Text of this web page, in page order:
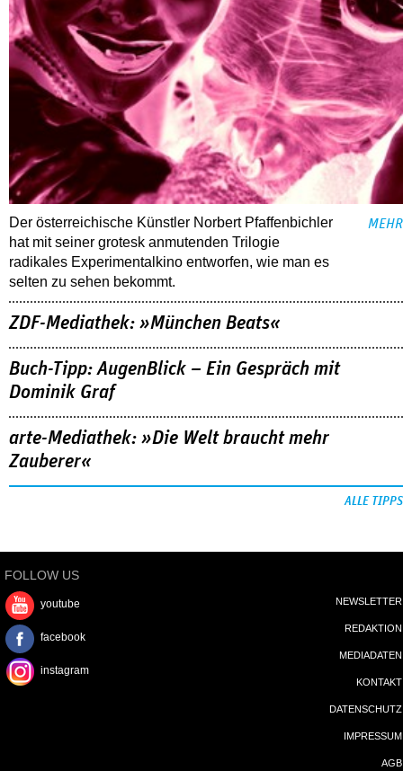
Der österreichische Künstler Norbert Pfaffenbichler
hat mit seiner grotesk anmutenden Trilogie
radikales Experimentalkino entworfen, wie man es
selten zu sehen bekommt.
MEHR
ZDF-Mediathek: »München Beats«
Buch-Tipp: AugenBlick – Ein Gespräch mit
Dominik Graf
arte-Mediathek: »Die Welt braucht mehr
Zauberer«
ALLE TIPPS
FOLLOW US
youtube
facebook
instagram
NEWSLETTER
REDAKTION
MEDIADATEN
KONTAKT
DATENSCHUTZ
IMPRESSUM
AGB